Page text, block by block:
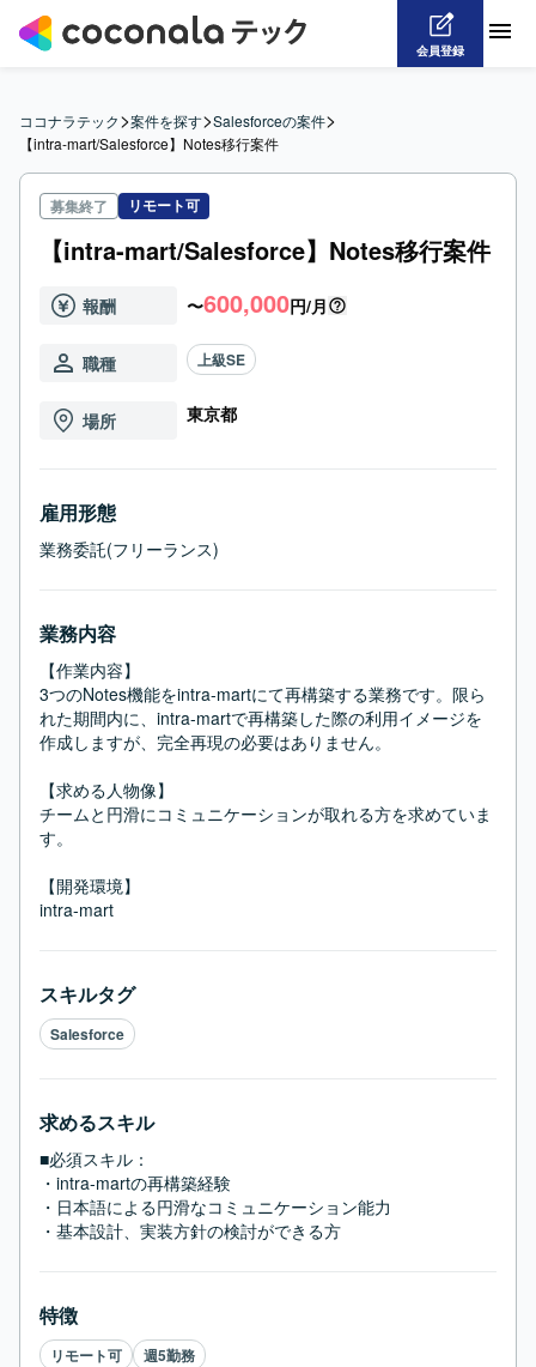
会員登録
ココナラテック>案件を探す>Salesforceの案件>
【intra-mart/Salesforce】Notes移行案件
募集終了 リモート可
【intra-mart/Salesforce】Notes移行案件
報酬 〜600,000円/月
職種 上級SE
場所 東京都
雇用形態
業務委託(フリーランス)
業務内容
【作業内容】
3つのNotes機能をintra-martにて再構築する業務です。限ら
れた期間内に、intra-martで再構築した際の利用イメージを
作成しますが、完全再現の必要はありません。
【求める人物像】
チームと円滑にコミュニケーションが取れる方を求めていま
す。
【開発環境】
intra-mart
スキルタグ
Salesforce
求めるスキル
■必須スキル：
・intra-martの再構築経験
・日本語による円滑なコミュニケーション能力
・基本設計、実装方針の検討ができる方
特徴
リモート可 週5勤務